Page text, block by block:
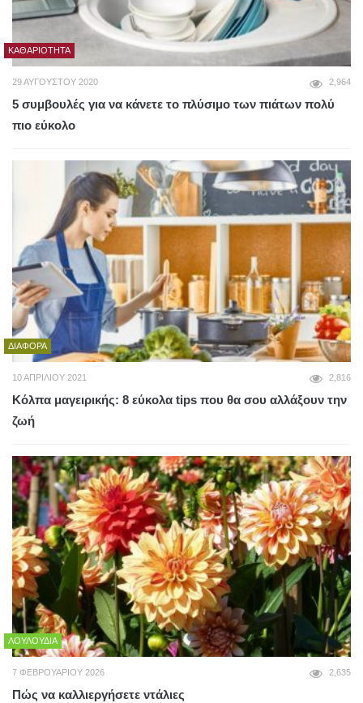
ΚΑΘΑΡΙΌΤΗΤΑ
29 ΑΥΓΟΎΣΤΟΥ 2020 2,964
5 συμβουλές για να κάνετε το πλύσιμο των πιάτων πολύ
πιο εύκολο
ΔΙΆΦΟΡΑ
10 ΑΠΡΙΛΊΟΥ 2021 2,816
Κόλπα μαγειρικής: 8 εύκολα tips που θα σου αλλάξουν την
ζωή
ΛΟΥΛΟΎΔΙΑ
7 ΦΕΒΡΟΥΑΡΊΟΥ 2026 2,635
Πώς να καλλιεργήσετε ντάλιες